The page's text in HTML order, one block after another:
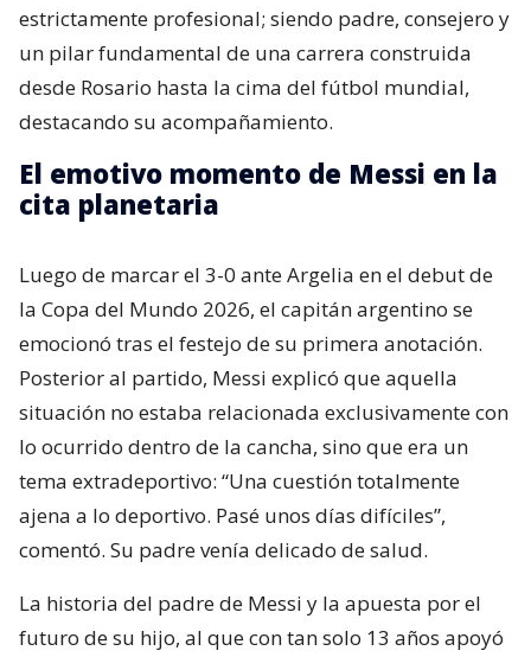
estrictamente profesional; siendo padre, consejero y
un pilar fundamental de una carrera construida
desde Rosario hasta la cima del fútbol mundial,
destacando su acompañamiento.
El emotivo momento de Messi en la
cita planetaria
Luego de marcar el 3-0 ante Argelia en el debut de
la Copa del Mundo 2026, el capitán argentino se
emocionó tras el festejo de su primera anotación.
Posterior al partido, Messi explicó que aquella
situación no estaba relacionada exclusivamente con
lo ocurrido dentro de la cancha, sino que era un
tema extradeportivo: “Una cuestión totalmente
ajena a lo deportivo. Pasé unos días difíciles”,
comentó. Su padre venía delicado de salud.
La historia del padre de Messi y la apuesta por el
futuro de su hijo, al que con tan solo 13 años apoyó